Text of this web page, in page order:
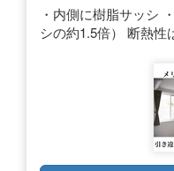
・内側に樹脂サッシ
シの約1.5倍） 断熱性